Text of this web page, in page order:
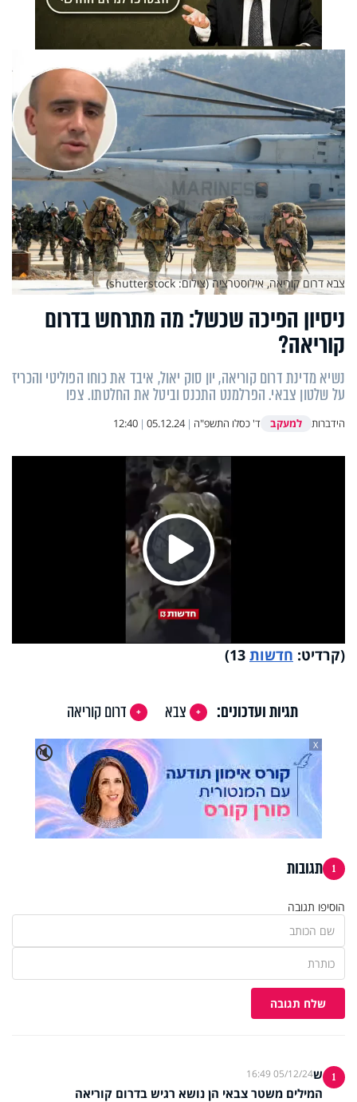
ניסיון הפיכה שכשל: מה מתרחש בדרום
קוריאה?
נשיא מדינת דרום קוריאה, יון סוק יאול, איבד את כוחו הפוליטי והכריז
על שלטון צבאי. הפרלמנט התכנס וביטל את החלטתו. צפו
הידברות למעקב ד' כסלו התשפ"ה |
05.12.24
|
12:40
צבא דרום קוריאה, אילוסטרציה (צילום: shutterstock)
Play
Video
(קרדיט: חדשות
תגיות ועדכונים: צבא
דרום קוריאה
🔇
X
1 תגובות
הוסיפו תגובה
שלח תגובה
1 ש05/12/24 16:49
המילים משטר צבאי הן נושא רגיש בדרום קוריאה